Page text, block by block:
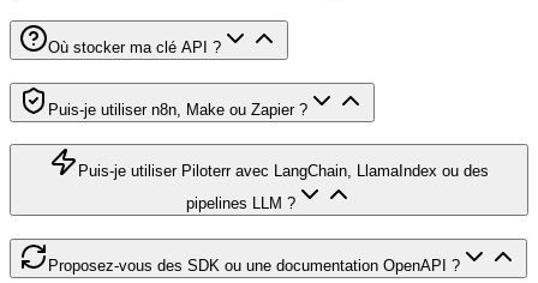
Où stocker ma clé API ?
Puis-je utiliser n8n, Make ou Zapier ?
Puis-je utiliser Piloterr avec LangChain, LlamaIndex ou des
pipelines LLM ?
Proposez-vous des SDK ou une documentation OpenAPI ?